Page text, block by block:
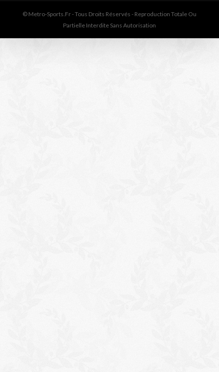
© Metro-Sports.fr - Tous Droits Réservés - Reproduction Totale Ou
Partielle Interdite Sans Autorisation